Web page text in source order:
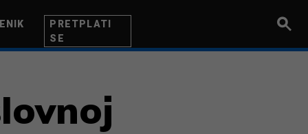
PRETPLATI
SE